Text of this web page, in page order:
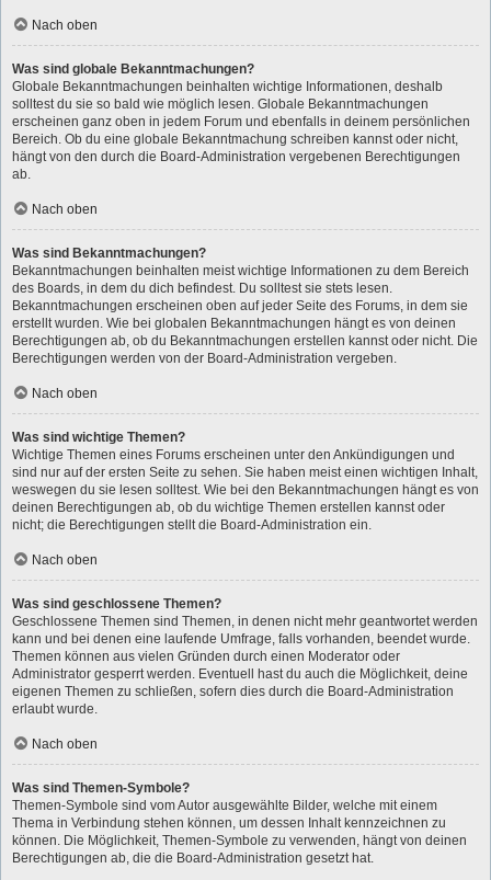
Nach oben
Was sind globale Bekanntmachungen?
Globale Bekanntmachungen beinhalten wichtige Informationen, deshalb
solltest du sie so bald wie möglich lesen. Globale Bekanntmachungen
erscheinen ganz oben in jedem Forum und ebenfalls in deinem persönlichen
Bereich. Ob du eine globale Bekanntmachung schreiben kannst oder nicht,
hängt von den durch die Board-Administration vergebenen Berechtigungen
ab.
Nach oben
Was sind Bekanntmachungen?
Bekanntmachungen beinhalten meist wichtige Informationen zu dem Bereich
des Boards, in dem du dich befindest. Du solltest sie stets lesen.
Bekanntmachungen erscheinen oben auf jeder Seite des Forums, in dem sie
erstellt wurden. Wie bei globalen Bekanntmachungen hängt es von deinen
Berechtigungen ab, ob du Bekanntmachungen erstellen kannst oder nicht. Die
Berechtigungen werden von der Board-Administration vergeben.
Nach oben
Was sind wichtige Themen?
Wichtige Themen eines Forums erscheinen unter den Ankündigungen und
sind nur auf der ersten Seite zu sehen. Sie haben meist einen wichtigen Inhalt,
weswegen du sie lesen solltest. Wie bei den Bekanntmachungen hängt es von
deinen Berechtigungen ab, ob du wichtige Themen erstellen kannst oder
nicht; die Berechtigungen stellt die Board-Administration ein.
Nach oben
Was sind geschlossene Themen?
Geschlossene Themen sind Themen, in denen nicht mehr geantwortet werden
kann und bei denen eine laufende Umfrage, falls vorhanden, beendet wurde.
Themen können aus vielen Gründen durch einen Moderator oder
Administrator gesperrt werden. Eventuell hast du auch die Möglichkeit, deine
eigenen Themen zu schließen, sofern dies durch die Board-Administration
erlaubt wurde.
Nach oben
Was sind Themen-Symbole?
Themen-Symbole sind vom Autor ausgewählte Bilder, welche mit einem
Thema in Verbindung stehen können, um dessen Inhalt kennzeichnen zu
können. Die Möglichkeit, Themen-Symbole zu verwenden, hängt von deinen
Berechtigungen ab, die die Board-Administration gesetzt hat.